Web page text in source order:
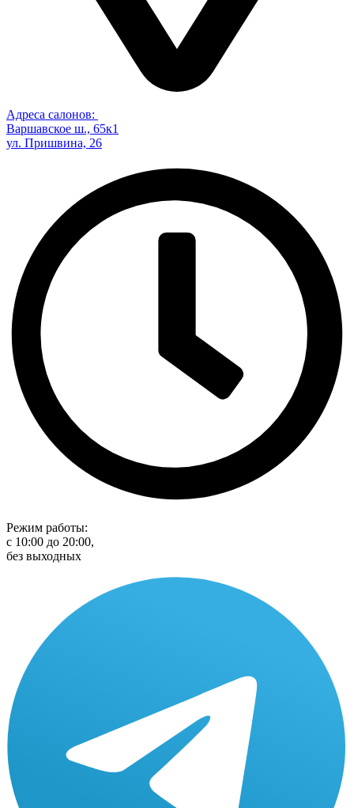
Адреса салонов:
Варшавское ш., 65к1
ул. Пришвина, 26
Режим работы:
с 10:00 до 20:00,
без выходных